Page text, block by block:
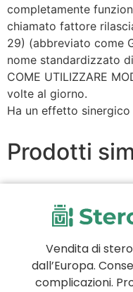
completamente
chiamato fattore
29) (abbreviato come
nome standardizzato
COME UTILIZZARE
volte al giorno.
Ha un effetto sinergico
Prodotti
Vendita di
dall’Europa.
complicazioni.